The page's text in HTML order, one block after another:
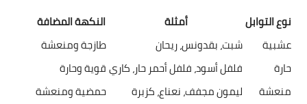
نوع التوابل
أمثلة
النكهة المضافة
عشبية
شبت، بقدونس، ريحان
طازجة ومنعشة
حارة
فلفل أسود، فلفل أحمر حار، كاريقوية وحارة
منعشة
ليمون مجفف، نعناع، كزبرة
حمضية ومنعشة